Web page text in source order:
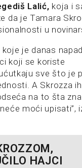
Lalić, koja i
da je Tamara
u
je danas
koji se koriste
sve što je
A Skrozza
na to šta
moći upisati”,
HAJCI